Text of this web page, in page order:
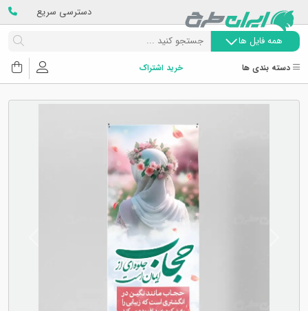
دسترسی سریع
همه فایل ها
دسته بندی ها خرید اشتراک